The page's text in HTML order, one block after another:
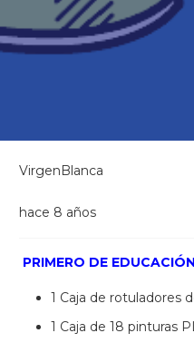
VirgenBlanca
hace 8 años
PRIMERO DE
1 Caja de rotuladores
1 Caja de 18 pinturas